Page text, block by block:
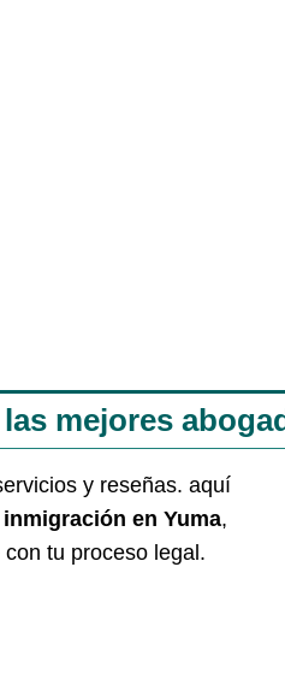
mejores
y reseñas. aquí
en Yuma,
tu proceso legal.